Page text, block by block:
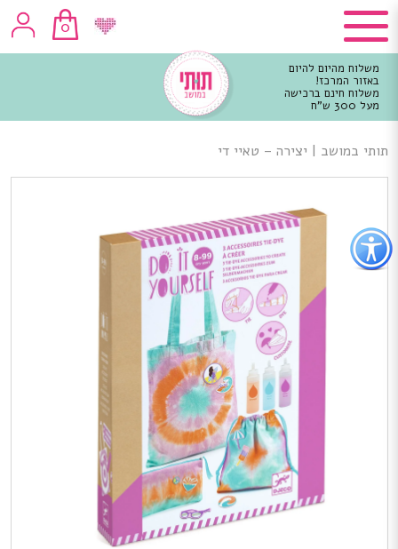
כפתור
לפתיחת
תפריט
נגישות
0
משלוח מהיום להיום
באזור המרכז!
משלוח חינם ברכישה
מעל 300 ש"ח
מרכזי
תותי במושב | יצירה – טאיי די